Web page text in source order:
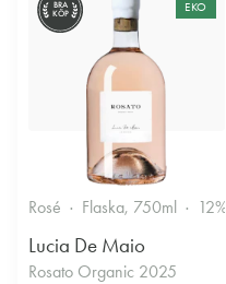
BRA
KÖP
EKO
Rosé Flaska, 750ml 12%
Lucia De Maio
Rosato Organic 2025